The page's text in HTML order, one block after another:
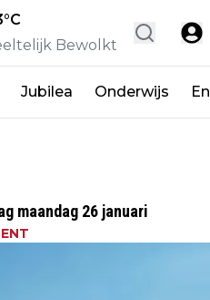
°C
Bewolkt
Jubilea Onderwijs
maandag 26 januari